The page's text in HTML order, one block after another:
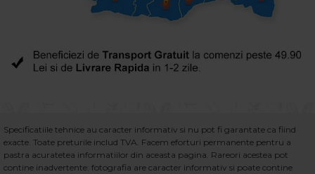
Specificatiile tehnice au caracter informativ si nu pot fi garantate ca fiind
exacte. Toate preturile includ TVA. Facem eforturi permanente pentru a
pastra acuratetea informatiilor din aceasta pagina. Rareori acestea pot
contine inadvertente: fotografia are caracter informativ si poate contine